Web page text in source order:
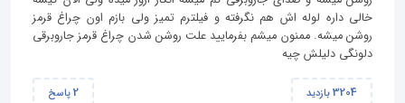
خالی داره لوله اش هم نگرفته و فیلترم تمیز ولی بازم اون چراغ قرمز
روشن میشه. ممنون میشم بفرمایید علت روشن شدن چراغ قرمز جاروبرقی
دلونگی دلیلش چیه
3204بازدید 2پاسخ